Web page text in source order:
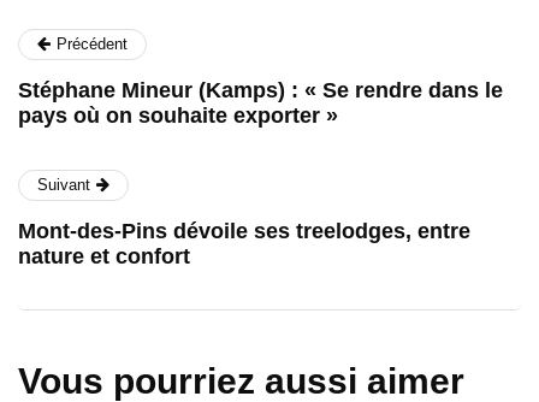
Précédent
Stéphane Mineur (Kamps) : « Se rendre dans le
pays où on souhaite exporter »
Suivant
Mont-des-Pins dévoile ses treelodges, entre
nature et confort
Vous pourriez aussi aimer